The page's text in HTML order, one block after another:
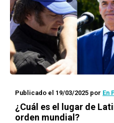
Publicado el 19/03/2025 por En
¿Cuál es el lugar de
orden mundial?